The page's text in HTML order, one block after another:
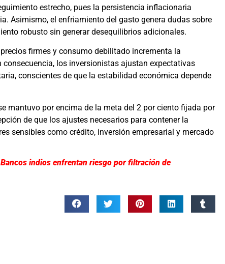
estrecho, pues la persistencia inflacionaria
Asimismo, el enfriamiento del gasto genera dudas sobre
robusto sin generar desequilibrios adicionales.
firmes y consumo debilitado incrementa la
los inversionistas ajustan expectativas
conscientes de que la estabilidad económica depende
mantuvo por encima de la meta del 2 por ciento fijada por
de que los ajustes necesarios para contener la
sensibles como crédito, inversión empresarial y mercado
Bancos indios enfrentan riesgo por filtración de